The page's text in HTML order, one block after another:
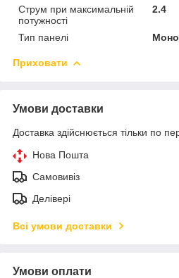
Струм при максимальній
потужності
2.4
Тип панелі
Приховати
Умови доставки
Доставка здійснюється тільки по
Нова Пошта
Самовивіз
Делівері
Всі умови доставки
Умови оплати